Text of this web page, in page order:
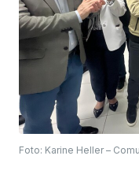
Foto: Karine Heller –